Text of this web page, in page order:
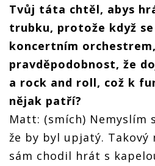
Tvůj táta chtěl, abys
trubku, protože když
koncertním
pravděpodobnost, že
a rock and roll, což k
nějak patří?
Matt: (smích) Nemyslím
že by byl upjatý. Takový
sám chodil hrát s